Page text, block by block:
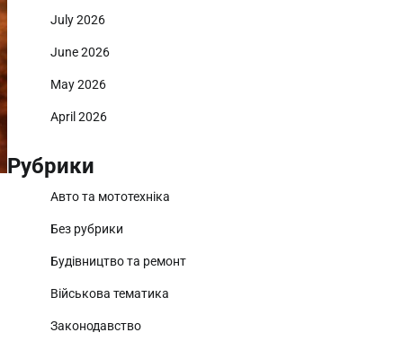
July 2026
June 2026
May 2026
April 2026
Рубрики
Авто та мототехніка
Без рубрики
Будівництво та ремонт
Військова тематика
Законодавство